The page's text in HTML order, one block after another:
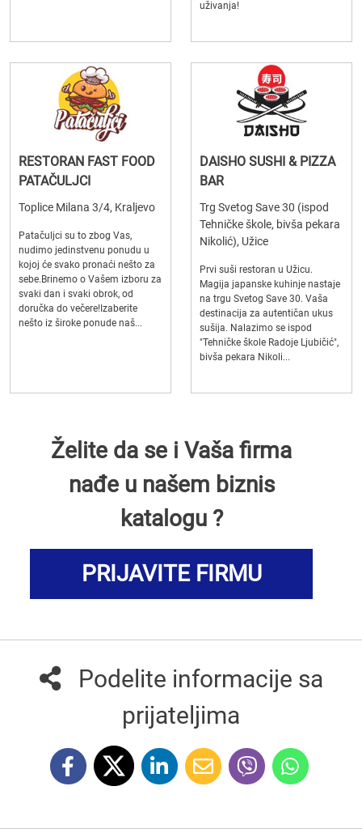
uživanja!
RESTORAN FAST FOOD
PATAČULJCI
Toplice Milana 3/4, Kraljevo
Patačuljci su to zbog Vas,
nudimo jedinstvenu ponudu u
kojoj će svako pronaći nešto za
sebe.Brinemo o Vašem izboru za
svaki dan i svaki obrok, od
doručka do večere!Izaberite
nešto iz široke ponude naš...
DAISHO SUSHI & PIZZA
BAR
Trg Svetog Save 30 (ispod
Tehničke škole, bivša pekara
Nikolić), Užice
Prvi suši restoran u Užicu.
Magija japanske kuhinje nastaje
na trgu Svetog Save 30. Vaša
destinacija za autentičan ukus
sušija. Nalazimo se ispod
"Tehničke škole Radoje Ljubičić",
bivša pekara Nikoli...
Želite da se i Vaša firma
nađe u našem biznis
katalogu ?
PRIJAVITE FIRMU
Podelite informacije sa
prijateljima